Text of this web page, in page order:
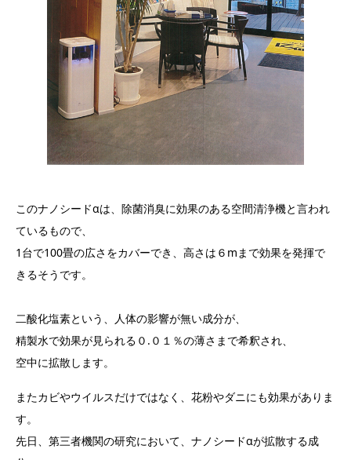
このナノシードαは、除菌消臭に効果のある空間清浄機と言われ
ているもので、
1台で100畳の広さをカバーでき、高さは６mまで効果を発揮で
きるそうです。
二酸化塩素という、人体の影響が無い成分が、
精製水で効果が見られる０.０１％の薄さまで希釈され、
空中に拡散します。
またカビやウイルスだけではなく、花粉やダニにも効果がありま
す。
先日、第三者機関の研究において、ナノシードαが拡散する成